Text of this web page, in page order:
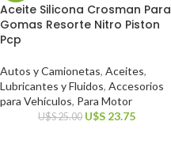
Aceite Silicona Crosman Para
Gomas Resorte Nitro Piston
Pcp
Autos y Camionetas, Aceites,
Lubricantes y Fluidos, Accesorios
para Vehículos, Para Motor
U$S25.00 U$S 23.75